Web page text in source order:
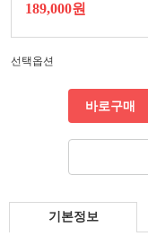
189,000원
선택옵션
바로구매
기본정보